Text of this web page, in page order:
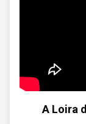
A Loira